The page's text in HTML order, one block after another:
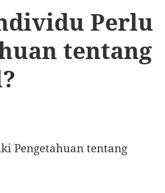
Perlu
tentang
Pengetahuan tentang